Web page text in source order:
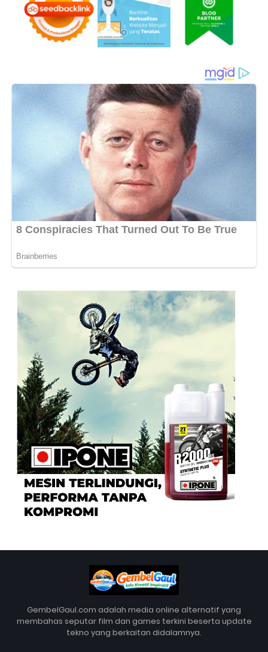
GembelGaul.com adalah media online alternatif yang
membahas seputar film dan games terkini beserta update
tekno yang berkaitan didalamnya.